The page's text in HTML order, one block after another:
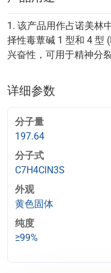
1. 该产品用作占诺美林
择性毒蕈碱 1 型和 4 型
兴奋性，可用于精神分
详细参数
分子量
197.64
分子式
C7H4ClN3S
外观
黄色固体
纯度
≥99%